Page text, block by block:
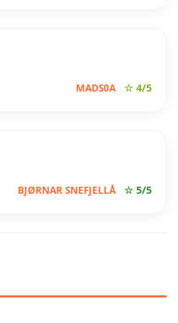
MADS0A ☆ 4/5
BJØRNAR SNEFJELLÅ ☆ 5/5